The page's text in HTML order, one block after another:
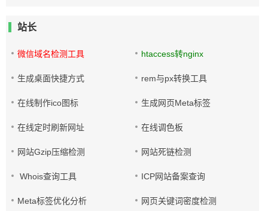
站长
微信域名检测工具 htaccess转nginx
生成桌面快捷方式 rem与px转换工具
在线制作ico图标 生成网页Meta标签
在线定时刷新网址 在线调色板
网站Gzip压缩检测 网站死链检测
Whois查询工具 ICP网站备案查询
Meta标签优化分析 网页关键词密度检测